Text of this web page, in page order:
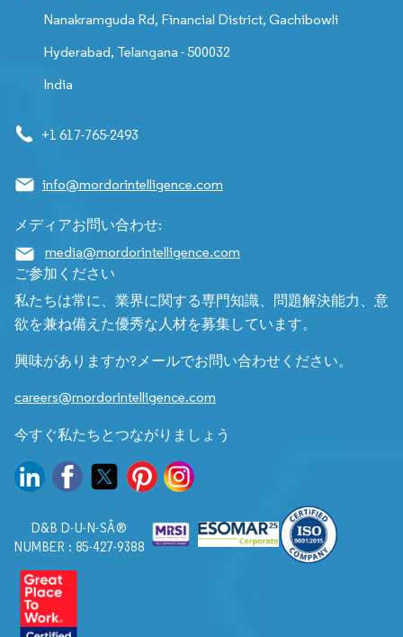
Nanakramguda Rd, Financial District, Gachibowli
Hyderabad, Telangana - 500032
India
+1 617-765-2493
info@mordorintelligence.com
メディアお問い合わせ:
media@mordorintelligence.com
ご参加ください
私たちは常に、業界に関する専門知識、問題解決能力、意
欲を兼ね備えた優秀な人材を募集しています。
興味がありますか?メールでお問い合わせください。
careers@mordorintelligence.com
今すぐ私たちとつながりましょう
D&B D-U-N-SÂ®
NUMBER : 85-427-9388